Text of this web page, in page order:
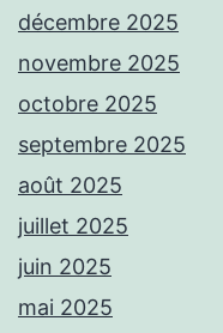
décembre 2025
novembre 2025
octobre 2025
septembre 2025
août 2025
juillet 2025
juin 2025
mai 2025